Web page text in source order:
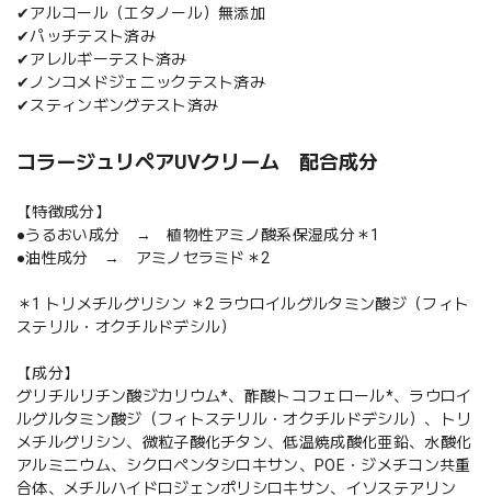
✔アルコール（エタノール）無添加
✔パッチテスト済み
✔アレルギーテスト済み
✔ノンコメドジェニックテスト済み
✔スティンギングテスト済み
コラージュリペアUVクリーム 配合成分
【特徴成分】
●うるおい成分 → 植物性アミノ酸系保湿成分＊1
●油性成分 → アミノセラミド＊2
＊1 トリメチルグリシン ＊2 ラウロイルグルタミン酸ジ（フィト
ステリル・オクチルドデシル）
【成分】
グリチルリチン酸ジカリウム*、酢酸トコフェロール*、ラウロイ
ルグルタミン酸ジ（フィトステリル・オクチルドデシル）、トリ
メチルグリシン、微粒子酸化チタン、低温焼成酸化亜鉛、水酸化
アルミニウム、シクロペンタシロキサン、POE・ジメチコン共重
合体、メチルハイドロジェンポリシロキサン、イソステアリン